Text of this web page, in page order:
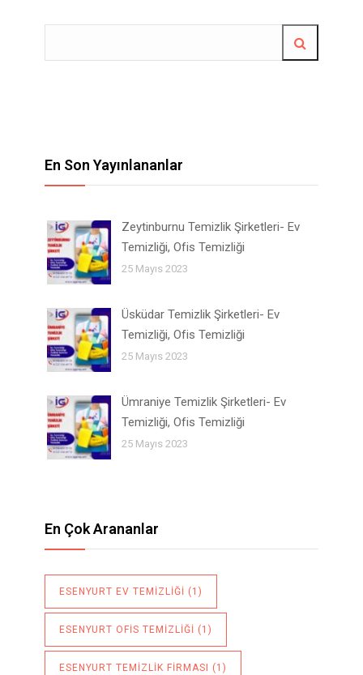
En Son Yayınlananlar
Zeytinburnu Temizlik Şirketleri- Ev
Temizliği, Ofis Temizliği
25 Mayıs 2023
Üsküdar Temizlik Şirketleri- Ev
Temizliği, Ofis Temizliği
25 Mayıs 2023
Ümraniye Temizlik Şirketleri- Ev
Temizliği, Ofis Temizliği
25 Mayıs 2023
En Çok Arananlar
ESENYURT EV TEMIZLIĞI (1)
ESENYURT OFIS TEMIZLIĞI (1)
ESENYURT TEMIZLIK FIRMASI (1)